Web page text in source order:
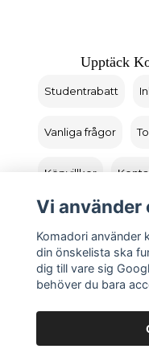
Upptäck
Studentrabatt
Vanliga frågor
Köpvillkor
Logga in
Vi använder
Komadori använder
din önskelista ska
dig till vare sig
behöver du bara